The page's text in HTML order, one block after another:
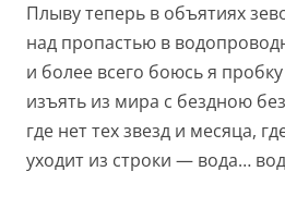
Плыву теперь в объятиях
над пропастью в
и более всего боюсь я пробку
изъять из мира с бездною
где нет тех звезд и месяца,
уходит из строки — вода…